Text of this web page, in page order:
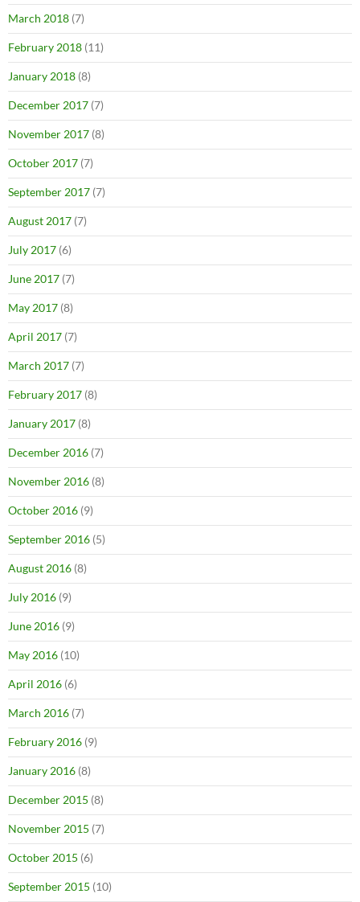
March 2018 (7)
February 2018 (11)
January 2018 (8)
December 2017 (7)
November 2017 (8)
October 2017 (7)
September 2017 (7)
August 2017 (7)
July 2017 (6)
June 2017 (7)
May 2017 (8)
April 2017 (7)
March 2017 (7)
February 2017 (8)
January 2017 (8)
December 2016 (7)
November 2016 (8)
October 2016 (9)
September 2016 (5)
August 2016 (8)
July 2016 (9)
June 2016 (9)
May 2016 (10)
April 2016 (6)
March 2016 (7)
February 2016 (9)
January 2016 (8)
December 2015 (8)
November 2015 (7)
October 2015 (6)
September 2015 (10)